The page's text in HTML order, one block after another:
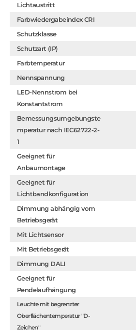
Lichtaustritt
Farbwiedergabeindex CRI
Schutzklasse
Schutzart (IP)
Farbtemperatur
Nennspannung
LED-Nennstrom bei
Konstantstrom
Bemessungsumgebungste
mperatur nach IEC62722-2-
1
Geeignet für
Anbaumontage
Geeignet für
Lichtbandkonfiguration
Dimmung abhängig vom
Betriebsgerät
Mit Lichtsensor
Mit Betriebsgerät
Dimmung DALI
Geeignet für
Pendelaufhängung
Leuchte mit begrenzter
Oberflächentemperatur "D-
Zeichen"